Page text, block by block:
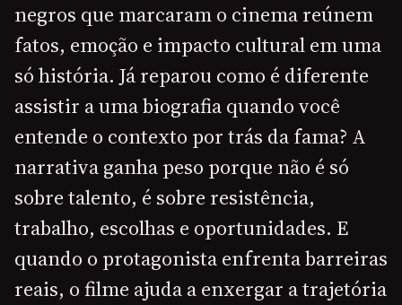
negros que marcaram o cinema reúnem
fatos, emoção e impacto cultural em uma
só história. Já reparou como é diferente
assistir a uma biografia quando você
entende o contexto por trás da fama? A
narrativa ganha peso porque não é só
sobre talento, é sobre resistência,
trabalho, escolhas e oportunidades. E
quando o protagonista enfrenta barreiras
reais, o filme ajuda a enxergar a trajetória